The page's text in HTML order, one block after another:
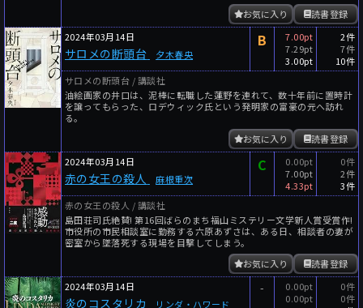
読書登録
お気に入り
2024年03月14日
サロメの断頭台 夕木春央
B
7.00pt
7.29pt
3.00pt
2件
7件
10件
サロメの断頭台 / 講談社
油絵画家の井口は、泥棒に転職した蓮野を連れて、数十年前に置時計
を譲ってもらった、ロデウィック氏という発明家の富豪の元へ訪れ
る。
読書登録
お気に入り
2024年03月14日
赤の女王の殺人 麻根重次
C
0.00pt
7.00pt
4.33pt
0件
2件
3件
赤の女王の殺人 / 講談社
島田荘司氏絶賛! 第16回ばらのまち福山ミステリー文学新人賞受賞作!
市役所の市民相談室に勤務する六原あずさは、ある日、相談者の妻が
密室から墜落死する現場を目撃してしまう。
読書登録
お気に入り
2024年03月14日
炎のコスタリカ リンダ・ハワード
-
0.00pt
0.00pt
0件
0件